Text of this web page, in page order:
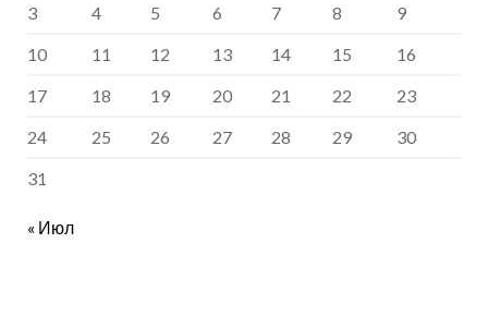
3
4 5 6 7 8
9
10
11 12 13 14 15
16
17
18 19 20 21 22
23
24
25 26 27 28 29
30
31
« Июл